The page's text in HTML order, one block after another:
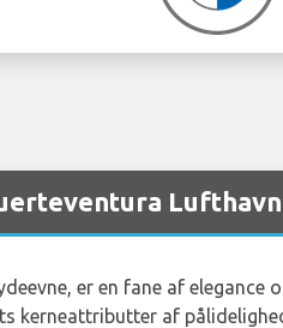
Lufthavn
er en fane af
kerneattributter af